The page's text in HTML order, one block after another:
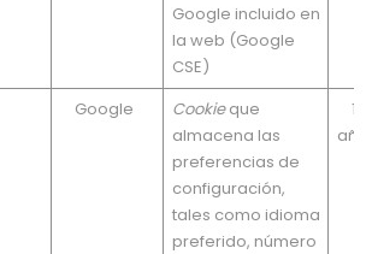
Google incluido en
la web (Google
CSE)
Google Cookieque
almacena las
preferencias de
configuración,
tales como idioma
preferido, número
10